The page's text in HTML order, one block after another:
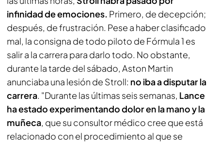
infinidad de emociones. Primero, de decepción;
después, de frustración. Pese a haber clasificado
mal, la consigna de todo piloto de Fórmula 1 es
salir a la carrera para darlo todo. No obstante,
durante la tarde del sábado, Aston Martin
anunciaba una lesión de Stroll: no iba a disputar la
carrera. "Durante las últimas seis semanas, Lance
ha estado experimentando dolor en la mano y la
muñeca, que su consultor médico cree que está
relacionado con el procedimiento al que se